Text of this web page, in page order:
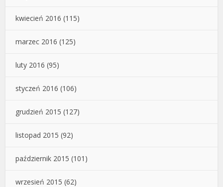
kwiecień 2016 (115)
marzec 2016 (125)
luty 2016 (95)
styczeń 2016 (106)
grudzień 2015 (127)
listopad 2015 (92)
październik 2015 (101)
wrzesień 2015 (62)